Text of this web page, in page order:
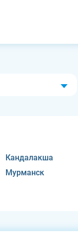
Кандалакша
Мурманск